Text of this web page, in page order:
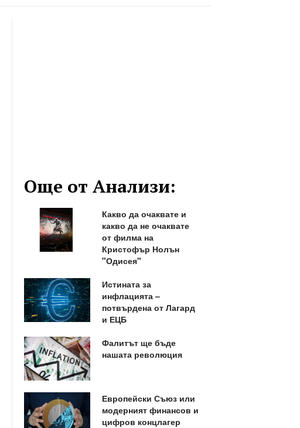
Още от Анализи:
Какво да очаквате и
какво да не очаквате
от филма на
Кристофър Нолън
"Одисея"
Истината за
инфлацията –
потвърдена от Лагард
и ЕЦБ
Фалитът ще бъде
нашата революция
Европейски Съюз или
модерният финансов и
цифров концлагер